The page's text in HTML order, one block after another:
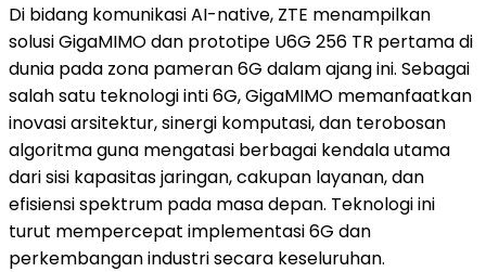
Di bidang komunikasi AI-native, ZTE menampilkan
solusi GigaMIMO dan prototipe U6G 256 TR pertama di
dunia pada zona pameran 6G dalam ajang ini. Sebagai
salah satu teknologi inti 6G, GigaMIMO memanfaatkan
inovasi arsitektur, sinergi komputasi, dan terobosan
algoritma guna mengatasi berbagai kendala utama
dari sisi kapasitas jaringan, cakupan layanan, dan
efisiensi spektrum pada masa depan. Teknologi ini
turut mempercepat implementasi 6G dan
perkembangan industri secara keseluruhan.